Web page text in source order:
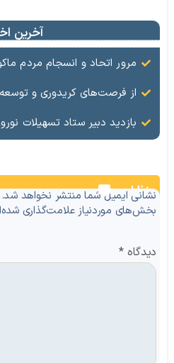
آخرین
مرور اتحاد و انسجام مردم
از فرصت‌های كریدوری و توسعه روابط با
بازدید دبیر ستاد تسهیلات نوروزی منطقه آزاد ماکو از مراکز اقامتی /
نظرات
نشانی ایمیل شما منتشر نخواهد شد.
بخش‌های موردنیاز علامت‌گذاری
دیدگاه*